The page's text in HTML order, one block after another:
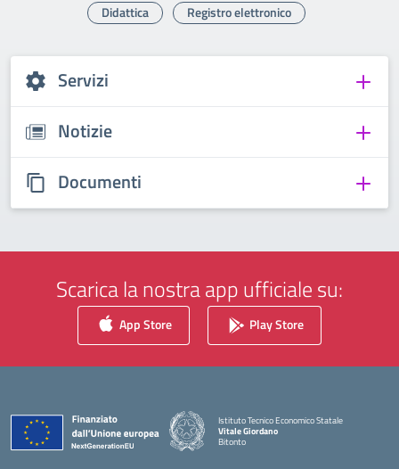
Didattica Registro elettronico
Servizi
Notizie
Documenti
Scarica la nostra app ufficiale su:
App Store Play Store
Istituto Tecnico Economico Statale
Vitale Giordano
Bitonto